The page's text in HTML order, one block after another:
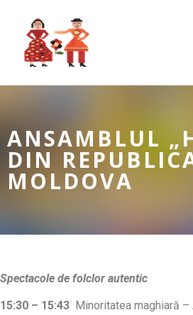
ANSAMBLUL
DIN
MOLDOVA
Spectacole de folclor autentic
15:30 – 15:43 Minoritatea maghiară –